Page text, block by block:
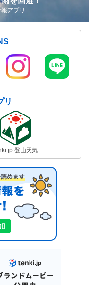
アプリ
リ
登山天気